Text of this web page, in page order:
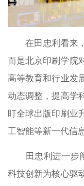
在田忠利看来，
而是北京印刷学院
高等教育和行业发
动态调整，提高学
盯全球出版印刷业
工智能等新一代信
田忠利进一步阐
科技创新为核心驱